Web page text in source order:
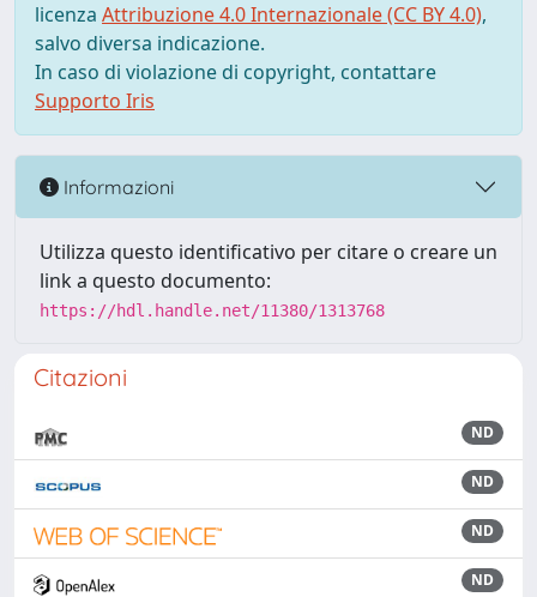
licenza Attribuzione 4.0 Internazionale (CC BY 4.0),
salvo diversa indicazione.
In caso di violazione di copyright, contattare
Supporto Iris
Informazioni
Utilizza questo identificativo per citare o creare un
link a questo documento:
https://hdl.handle.net/11380/1313768
Citazioni
ND
ND
ND
ND